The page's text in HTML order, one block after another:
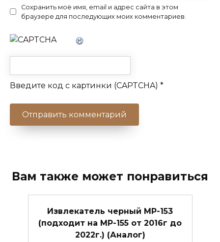
Сохранить моё имя, email и адрес сайта в этом
браузере для последующих моих комментариев.
Введите код с картинки (CAPTCHA) *
Вам также может понравиться
Извлекатель черный МР-153
(подходит на МР-155 от 2016г до
2022г.) (Аналог)